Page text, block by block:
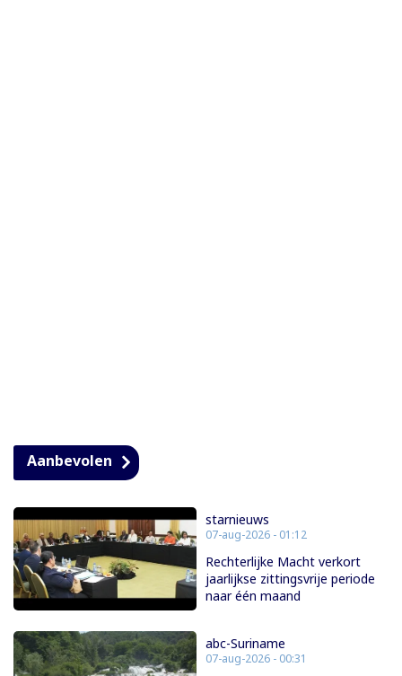
Aanbevolen
starnieuws
07-aug-2026 - 01:12
Rechterlijke Macht verkort
jaarlijkse zittingsvrije periode
naar één maand
abc-Suriname
07-aug-2026 - 00:31